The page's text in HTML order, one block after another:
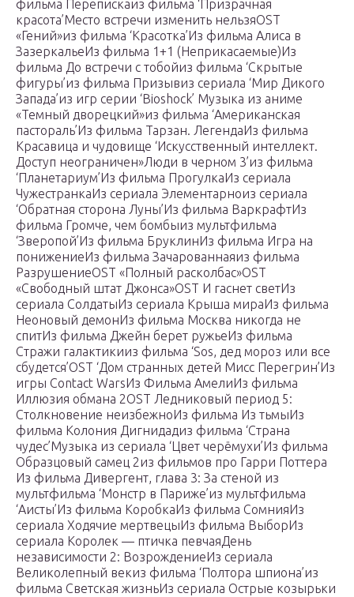
фильма Перепискаиз фильма ‘Призрачная
красота’Место встречи изменить нельзяOST
«Гений»из фильма ‘Красотка’Из фильма Алиса в
ЗазеркальеИз фильма 1+1 (Неприкасаемые)Из
фильма До встречи с тобойиз фильма ‘Скрытые
фигуры’из фильма Призывиз сериала ‘Мир Дикого
Запада’из игр серии ‘Bioshock’ Музыка из аниме
«Темный дворецкий»из фильма ‘Американская
пастораль’Из фильма Тарзан. ЛегендаИз фильма
Красавица и чудовище ‘Искусственный интеллект.
Доступ неограничен»Люди в черном 3’из фильма
‘Планетариум’Из фильма ПрогулкаИз сериала
ЧужестранкаИз сериала Элементарноиз сериала
‘Обратная сторона Луны’Из фильма ВаркрафтИз
фильма Громче, чем бомбыиз мультфильма
‘Зверопой’Из фильма БруклинИз фильма Игра на
понижениеИз фильма Зачарованнаяиз фильма
РазрушениеOST «Полный расколбас»OST
«Свободный штат Джонса»OST И гаснет светИз
сериала СолдатыИз сериала Крыша мираИз фильма
Неоновый демонИз фильма Москва никогда не
спитИз фильма Джейн берет ружьеИз фильма
Стражи галактикииз фильма ‘Sos, дед мороз или все
сбудется’OST ‘Дом странных детей Мисс Перегрин’Из
игры Contact WarsИз Фильма АмелиИз фильма
Иллюзия обмана 2OST Ледниковый период 5:
Столкновение неизбежноИз фильма Из тьмыИз
фильма Колония Дигнидадиз фильма ‘Страна
чудес’Музыка из сериала ‘Цвет черёмухи’Из фильма
Образцовый самец 2из фильмов про Гарри Поттера
Из фильма Дивергент, глава 3: За стеной из
мультфильма ‘Монстр в Париже’из мультфильма
‘Аисты’Из фильма КоробкаИз фильма СомнияИз
сериала Ходячие мертвецыИз фильма ВыборИз
сериала Королек — птичка певчаяДень
независимости 2: ВозрождениеИз сериала
Великолепный векиз фильма ‘Полтора шпиона’из
фильма Светская жизньИз сериала Острые козырьки